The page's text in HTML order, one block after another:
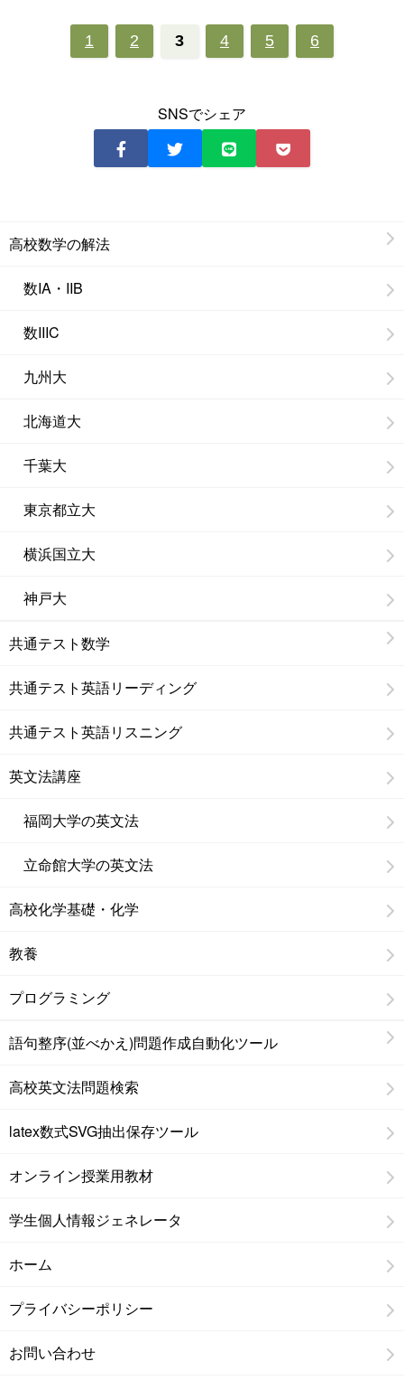
1 2 3 4 5 6
SNSでシェア
高校数学の解法
数IA・IIB
数IIIC
九州大
北海道大
千葉大
東京都立大
横浜国立大
神戸大
共通テスト数学
共通テスト英語リーディング
共通テスト英語リスニング
英文法講座
福岡大学の英文法
立命館大学の英文法
高校化学基礎・化学
教養
プログラミング
語句整序(並べかえ)問題作成自動化ツール
高校英文法問題検索
latex数式SVG抽出保存ツール
オンライン授業用教材
学生個人情報ジェネレータ
ホーム
プライバシーポリシー
お問い合わせ